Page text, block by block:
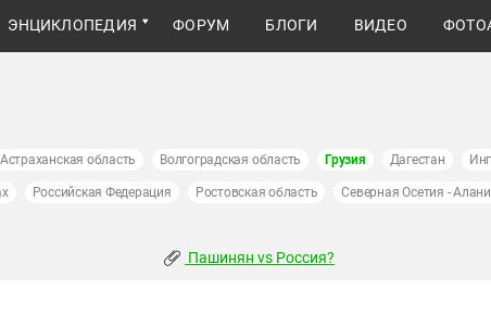
ЭНЦИКЛОПЕДИЯ ФОРУМ БЛОГИ ВИДЕО
Астраханская область Волгоградская область Грузия Дагестан
Российская Федерация Ростовская область Северная Осетия -
Пашинян vs Россия?